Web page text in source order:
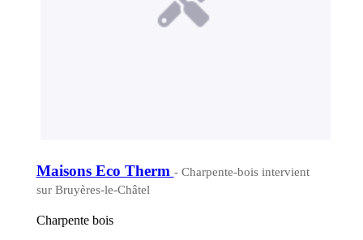
Maisons Eco Therm - Charpente-bois intervient
sur Bruyères-le-Châtel
Charpente bois